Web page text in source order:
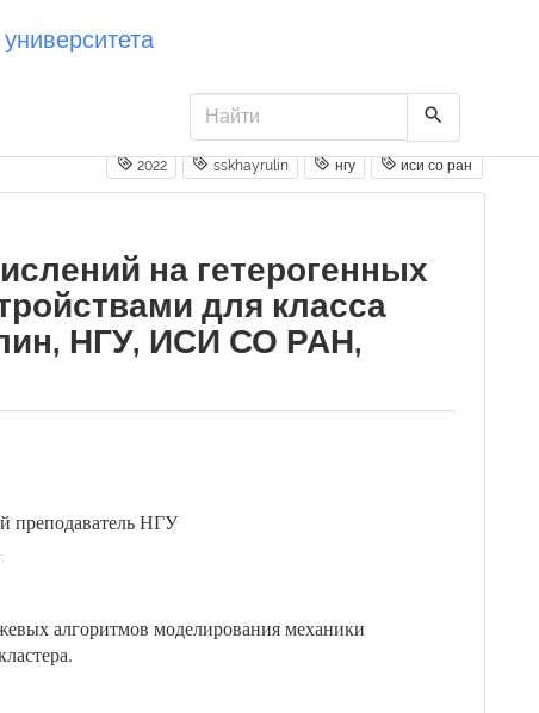
2022 sskhayrulin нгу иси со ран
на гетерогенных
для класса
НГУ, ИСИ СО РАН,
преподаватель НГУ
алгоритмов моделирования механики